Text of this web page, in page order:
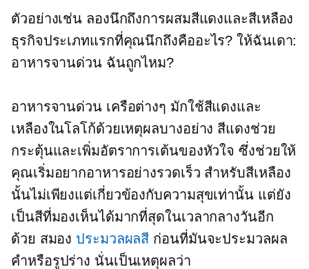
ตัวอย่างเช่น ลองนึกถึงการผสมสีแดงและสีเหลือง
ธุรกิจประเภทแรกที่คุณนึกถึงคืออะไร? ให้ฉันเดา:
อาหารจานด่วน ฉันถูกไหม?
อาหารจานด่วนเครือต่างๆ มักใช้สีแดงและ
เหลืองในโลโก้ด้วยเหตุผลบางอย่าง สีแดงช่วย
กระตุ้นและเพิ่มอัตราการเต้นของหัวใจ ซึ่งช่วยให้
คุณเริ่มอยากอาหารอย่างรวดเร็ว สำหรับสีเหลือง
นั้นไม่เพียงแต่เกี่ยวข้องกับความสุขเท่านั้น แต่ยัง
เป็นสีที่มองเห็นได้มากที่สุดในเวลากลางวันอีก
ด้วย สมอง ประมวลผลสี ก่อนที่มันจะประมวลผล
คำหรือรูปร่าง นั่นเป็นเหตุผลว่า